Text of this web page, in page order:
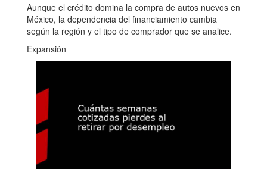
Aunque el crédito domina la compra de autos nuevos en
México, la dependencia del financiamiento cambia
según la región y el tipo de comprador que se analice.
Expansión